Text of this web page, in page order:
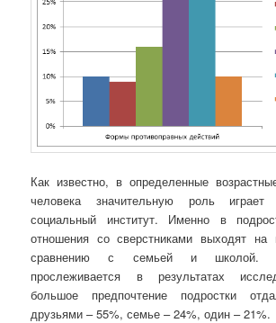
Как известно, в определенные
человека значительную роль
социальный институт. Именно в
отношения со сверстниками выходят
сравнению с семьей и школой.
прослеживается в результатах
большое предпочтение подростки
друзьями – 55%, семье – 24%, один – 21%.